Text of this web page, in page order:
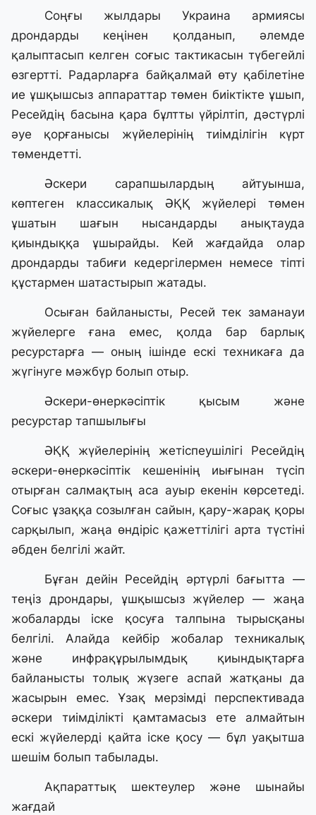
Соңғы жылдары Украина армиясы
дрондарды кеңінен қолданып, әлемде
қалыптасып келген соғыс тактикасын түбегейлі
өзгертті. Радарларға байқалмай өту қабілетіне
ие ұшқышсыз аппараттар төмен биіктікте ұшып,
Ресейдің басына қара бұлтты үйрілтіп, дәстүрлі
әуе қорғанысы жүйелерінің тиімділігін күрт
төмендетті.
Әскери сарапшылардың айтуынша,
көптеген классикалық ӘҚҚ жүйелері төмен
ұшатын шағын нысандарды анықтауда
қиындыққа ұшырайды. Кей жағдайда олар
дрондарды табиғи кедергілермен немесе тіпті
құстармен шатастырып жатады.
Осыған байланысты, Ресей тек заманауи
жүйелерге ғана емес, қолда бар барлық
ресурстарға — оның ішінде ескі техникаға да
жүгінуге мәжбүр болып отыр.
Әскери-өнеркәсіптік қысым және
ресурстар тапшылығы
ӘҚҚ жүйелерінің жетіспеушілігі Ресейдің
әскери-өнеркәсіптік кешенінің иығынан түсіп
отырған салмақтың аса ауыр екенін көрсетеді.
Соғыс ұзаққа созылған сайын, қару-жарақ қоры
сарқылып, жаңа өндіріс қажеттілігі арта түстіні
әбден белгілі жайт.
Бұған дейін Ресейдің әртүрлі бағытта —
теңіз дрондары, ұшқышсыз жүйелер — жаңа
жобаларды іске қосуға талпына тырысқаны
белгілі. Алайда кейбір жобалар техникалық
және инфрақұрылымдық қиындықтарға
байланысты толық жүзеге аспай жатқаны да
жасырын емес. Ұзақ мерзімді перспективада
әскери тиімділікті қамтамасыз ете алмайтын
ескі жүйелерді қайта іске қосу — бұл уақытша
шешім болып табылады.
Ақпараттық шектеулер және шынайы
жағдай